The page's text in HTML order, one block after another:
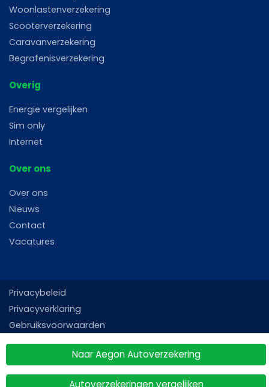
Naar Aegon Autoverzekering
Woonlastenverzekering
Scooterverzekering
Caravanverzekering
Begrafenisverzekering
Overig
Energie vergelijken
Sim only
Internet
Over ons
Over ons
Nieuws
Contact
Vacatures
Privacybeleid
Privacyverklaring
Gebruiksvoorwaarden
Sitemap